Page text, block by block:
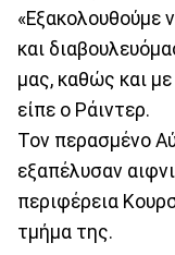
«Εξακολουθούμε
και
μας, καθώς και
είπε ο Ράιντερ.
Τον περασμένο
εξαπέλυσαν
περιφέρεια
τμήμα της.